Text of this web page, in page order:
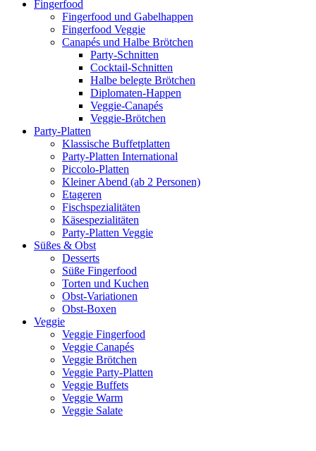
Fingerfood
Fingerfood und Gabelhappen
Fingerfood Veggie
Canapés und Halbe Brötchen
Party-Schnitten
Cocktail-Schnitten
Halbe belegte Brötchen
Diplomaten-Happen
Veggie-Canapés
Veggie-Brötchen
Party-Platten
Klassische Buffetplatten
Party-Platten International
Piccolo-Platten
Kleiner Abend (ab 2 Personen)
Etageren
Fischspezialitäten
Käsespezialitäten
Party-Platten Veggie
Süßes & Obst
Desserts
Süße Fingerfood
Torten und Kuchen
Obst-Variationen
Obst-Boxen
Veggie
Veggie Fingerfood
Veggie Canapés
Veggie Brötchen
Veggie Party-Platten
Veggie Buffets
Veggie Warm
Veggie Salate